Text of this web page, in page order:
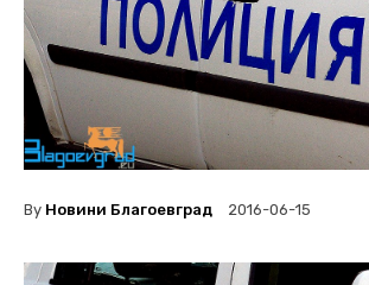
By Новини Благоевград 2016-06-15